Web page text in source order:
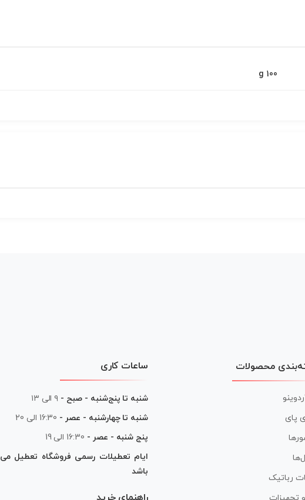
100 g
محصولات
پای
رباتیک
ساعات کاری
شنبه تا پنج‌شنبه - صبح - ۹ الی ۱۳
شنبه تا چهارشنبه - عصر - 16:30 الی 20
پنج شنبه - عصر - 16:30 الی 19
ایام تعطیلات رسمی فروشگاه تعطیل می
باشد
راهنمای خرید